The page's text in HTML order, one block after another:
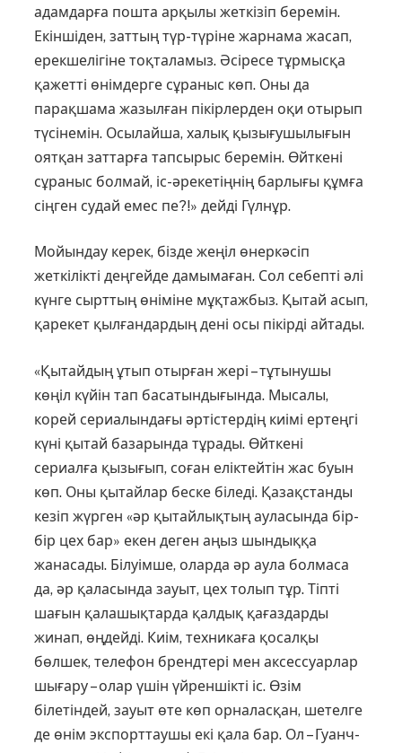
адамдарға пошта ар­қылы жеткізіп беремін.
Екін­шіден, заттың түр-түріне жар­на­ма жасап,
ерекшелігіне тоқта­ламыз. Әсіресе тұрмысқа
қажет­ті өнімдерге сұраныс көп. Оны да
парақшама жазылған пікірлерден оқи отырып
түсінемін. Осылайша, халық қызығушылығын
оятқан заттарға тапсырыс беремін. Өйткені
сұраныс болмай, іс-әрекетіңнің барлығы құмға
сіңген судай емес пе?!» дейді Гүлнұр.
Мойындау керек, бізде жеңіл өнеркәсіп
жеткілікті деңгейде дамымаған. Сол себепті әлі
күнге сырттың өніміне мұқтажбыз. Қытай асып,
қарекет қылғандардың дені осы пікірді айтады.
«Қытайдың ұтып отырған же­рі – тұ­тынушы
көңіл күйін тап баса­тындығында. Мысалы,
корей сериалындағы әртістердің киімі ер­теңгі
күні қытай базарында тұ­рады. Өйткені
сериалға қызы­ғып, соған еліктейтін жас буын
көп. Оны қытайлар беске біледі. Қазақстанды
кезіп жүрген «әр қытайлықтың ауласында бір-
бір цех бар» екен деген аңыз шындыққа
жанасады. Білуімше, оларда әр аула болмаса
да, әр қаласында зауыт, цех толып тұр. Тіпті
шағын қалашықтарда қалдық қағаздарды
жинап, өңдейді. Киім, техникаға қосалқы
бөлшек, телефон брендтері мен аксессуарлар
шығару – олар үшін үйреншікті іс. Өзім
білетіндей, зауыт өте көп орналасқан, шетелге
де өнім экспорттаушы екі қала бар. Ол – Гуанч­